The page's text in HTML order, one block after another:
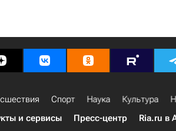
Спорт Наука Культура
и сервисы Пресс-центр Ria.ru в